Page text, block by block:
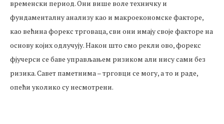
временски период. Они више воле техничку и
фундаменталну анализу као и макроекономске факторе,
као већина форекс трговаца, сви они имају своје факторе на
основу којих одлучују. Након што смо рекли ово, форекс
фјучерси се баве управљањем ризиком али нису сами без
ризика. Савет паметнима – трговци се могу, а то и раде,
опећи уколико су несмотрени.